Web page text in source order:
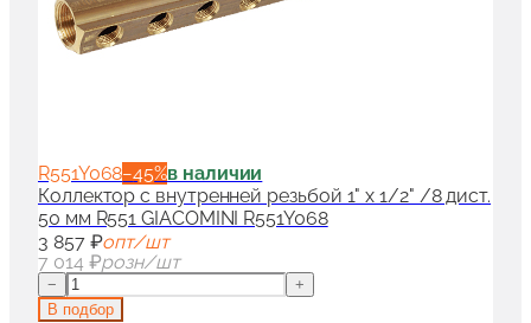
R551Y068−45%в наличии
Коллектор с внутренней резьбой 1" x 1/2" /8 дист.
50 мм R551 GIACOMINI R551Y068
3 857 ₽опт/шт
7 014 ₽розн/шт
−
+
В подбор